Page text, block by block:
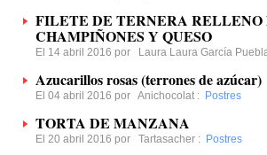
FILETE DE TERNERA RELLENO
CHAMPIÑONES Y QUESO
El 14 abril 2016 por Laura Laura García
Azucarillos rosas (terrones de azúcar)
El 04 abril 2016 por Anichocolat : Postres
TORTA DE MANZANA
El 20 abril 2016 por Tartasacher : Postres